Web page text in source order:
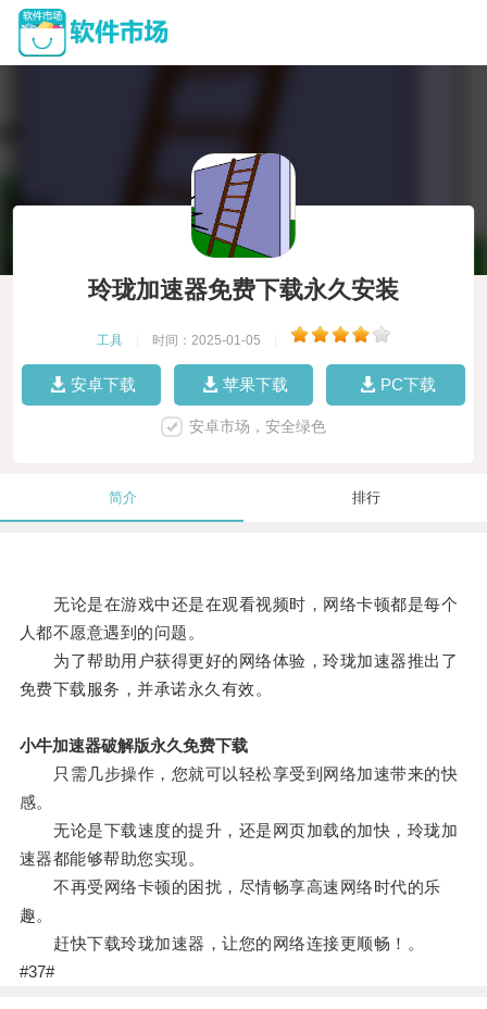
玲珑加速器免费下载永久安装
工具 时间：2025-01-05
安卓下载 苹果下载 PC下载
安卓市场，安全绿色
简介 排行
无论是在游戏中还是在观看视频时，网络卡顿都是每个
人都不愿意遇到的问题。
为了帮助用户获得更好的网络体验，玲珑加速器推出了
免费下载服务，并承诺永久有效。
小牛加速器破解版永久免费下载
只需几步操作，您就可以轻松享受到网络加速带来的快
感。
无论是下载速度的提升，还是网页加载的加快，玲珑加
速器都能够帮助您实现。
不再受网络卡顿的困扰，尽情畅享高速网络时代的乐
趣。
赶快下载玲珑加速器，让您的网络连接更顺畅！。
#37#